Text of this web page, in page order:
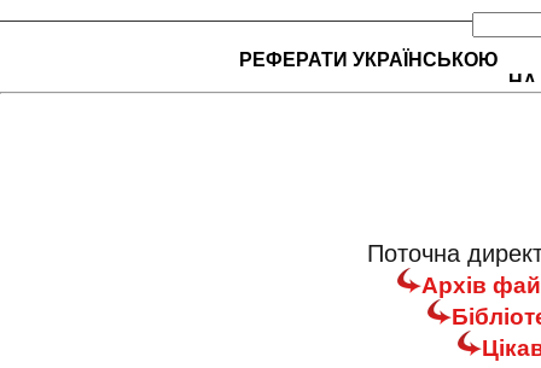
РЕФЕРАТИ УКРАЇНСЬКОЮ
НА
Поточна
Архів